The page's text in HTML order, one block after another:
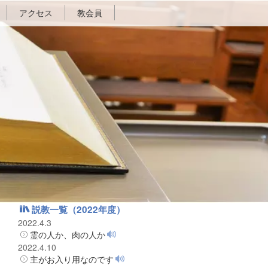
アクセス 教会員
説教一覧（2022年度）
2022.4.3
霊の人か、肉の人か
2022.4.10
主がお入り用なのです